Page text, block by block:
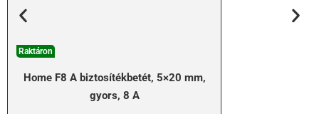
Raktáron
Home F8 A biztosítékbetét, 5×20 mm,
gyors, 8 A